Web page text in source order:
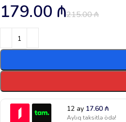
215.00₼
179.00 ₼
12 ay 17.60₼
Aylıq taksitlə ödə!